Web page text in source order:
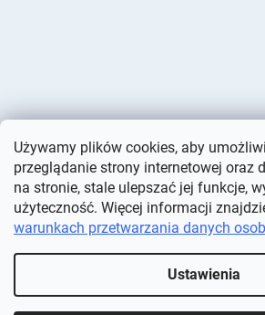
Używamy plików cookies, aby
przeglądanie strony internetowej oraz
na stronie, stale ulepszać jej funkcje,
użyteczność. Więcej informacji
warunkach przetwarzania danych
Ustawienia